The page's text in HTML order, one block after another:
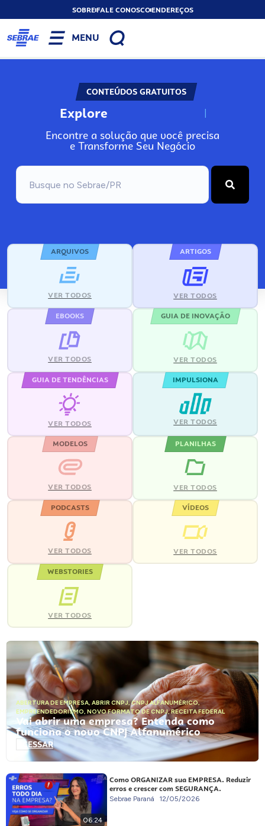
SOBREFALE CONOSCOENDEREÇOS
MENU
CONTEÚDOS GRATUITOS
Explore N
Encontre a solução que você precisa
e Transforme Seu Negócio
ARQUIVOS
VER TODOS
ARTIGOS
VER TODOS
EBOOKS
VER TODOS
GUIA DE INOVAÇÃO
VER TODOS
GUIA DE TENDÊNCIAS
VER TODOS
IMPULSIONA
VER TODOS
MODELOS
VER TODOS
PLANILHAS
VER TODOS
PODCASTS
VER TODOS
VÍDEOS
VER TODOS
WEBSTORIES
VER TODOS
ABERTURA DE EMPRESA, ABRIR CNPJ,CNPJ ALFANUMÉRICO,
EMPREENDEDORISMO, NOVO FORMATO DE CNPJ,RECEITA FEDERAL
Vai abrir uma empresa? Entenda como
funciona o novo CNPJ Alfanumérico
ACESSAR
06:24
Como ORGANIZAR sua EMPRESA. Reduzir
erros e crescer com SEGURANÇA.
Sebrae Paraná 12/05/2026